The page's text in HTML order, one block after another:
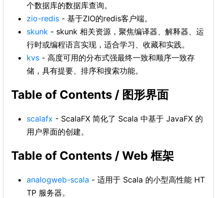
个数据库的数据库查询。
zio-redis - 基于ZIO的redis客户端。
skunk - skunk 相关资源，聚焦编译器、解释器、运
行时或编程语言实现，适合学习、收藏和实践。
kvs - 高度可用的分布式强最终一致和顺序一致存
储，具有提要、排序和搜索功能。
Table of Contents / 图形界面
scalafx - ScalaFX 简化了 Scala 中基于 JavaFX 的
用户界面的创建。
Table of Contents / Web 框架
analogweb-scala - 适用于 Scala 的小型高性能 HT
TP 服务器。